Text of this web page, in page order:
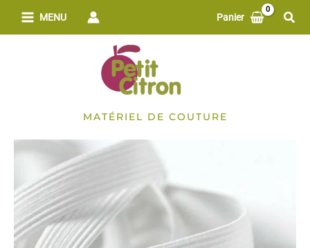
MENU Panier
MATÉRIEL DE COUTURE